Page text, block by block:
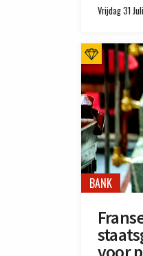
Vrijdag 31
BANK